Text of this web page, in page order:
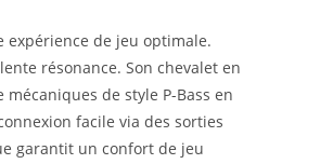
de jeu optimale.
résonance. Son chevalet en
de style P-Bass en
facile via des sorties
garantit un confort de jeu